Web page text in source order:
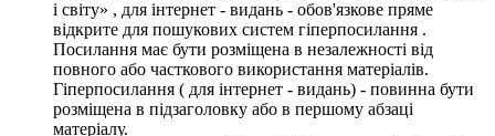
і світу» , для інтернет - видань - обов'язкове пряме
відкрите для пошукових систем гіперпосилання .
Посилання має бути розміщена в незалежності від
повного або часткового використання матеріалів.
Гіперпосилання ( для інтернет - видань) - повинна бути
розміщена в підзаголовку або в першому абзаці
матеріалу.